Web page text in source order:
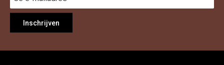
Inschrijven